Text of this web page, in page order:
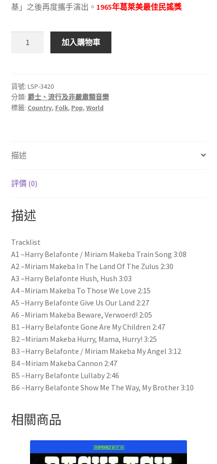
基」之後再度攜手演出。 1965年葛萊美最佳民謠獎
evening
with
Belafonte/Makeba
加入購物車
貨號: LSP-3420
分類: 爵士、流行及非嚴肅類音樂
標籤: Country, Folk, Pop, World
描述
評價 (0)
描述
Tracklist
A1 –Harry Belafonte / Miriam Makeba Train Song 3:08
A2 –Miriam Makeba In The Land Of The Zulus 2:30
A3 –Harry Belafonte Hush, Hush 3:03
A4 –Miriam Makeba To Those We Love 2:15
A5 –Harry Belafonte Give Us Our Land 2:27
A6 –Miriam Makeba Beware, Verwoerd! 2:05
B1 –Harry Belafonte Gone Are My Children 2:47
B2 –Miriam Makeba Hurry, Mama, Hurry! 3:25
B3 –Harry Belafonte / Miriam Makeba My Angel 3:12
B4 –Miriam Makeba Cannon 2:47
B5 –Harry Belafonte Lullaby 2:46
B6 –Harry Belafonte Show Me The Way, My Brother 3:10
相關商品